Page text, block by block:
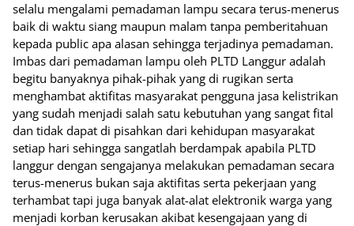
selalu mengalami pemadaman lampu secara terus-menerus
baik di waktu siang maupun malam tanpa pemberitahuan
kepada public apa alasan sehingga terjadinya pemadaman.
Imbas dari pemadaman lampu oleh PLTD Langgur adalah
begitu banyaknya pihak-pihak yang di rugikan serta
menghambat aktifitas masyarakat pengguna jasa kelistrikan
yang sudah menjadi salah satu kebutuhan yang sangat fital
dan tidak dapat di pisahkan dari kehidupan masyarakat
setiap hari sehingga sangatlah berdampak apabila PLTD
langgur dengan sengajanya melakukan pemadaman secara
terus-menerus bukan saja aktifitas serta pekerjaan yang
terhambat tapi juga banyak alat-alat elektronik warga yang
menjadi korban kerusakan akibat kesengajaan yang di